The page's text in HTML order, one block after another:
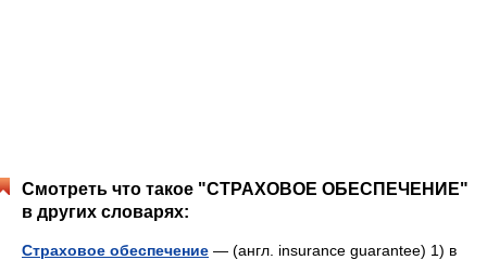
Смотреть что такое "СТРАХОВОЕ ОБЕСПЕЧЕНИЕ"
в других словарях:
Страховое обеспечение — (англ. insurance guarantee) 1) в